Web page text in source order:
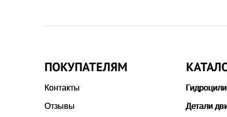
ПОКУПАТЕЛЯМ
Контакты
Отзывы Детали